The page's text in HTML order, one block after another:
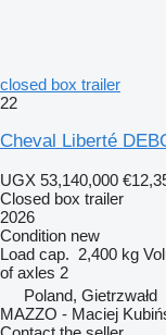
closed box trailer
22
Cheval Liberté
UGX 53,140,000
Closed box trailer
2026
Condition new
Load cap. 2,400 kg
of axles 2
Poland, Gietrzwałd
MAZZO - Maciej